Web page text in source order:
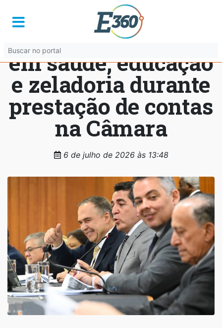
Vereadores
destacam avanços
em saúde, educação
e zeladoria durante
prestação de contas
na Câmara
6 de julho de 2026 às 13:48